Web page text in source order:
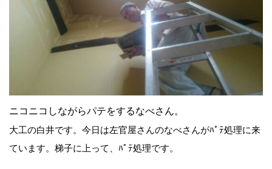
ニコニコしながらパテをするなべさん。
大工の白井です。今日は左官屋さんのなべさんがﾊﾟﾃ処理に来
ています。梯子に上って、ﾊﾟﾃ処理です。